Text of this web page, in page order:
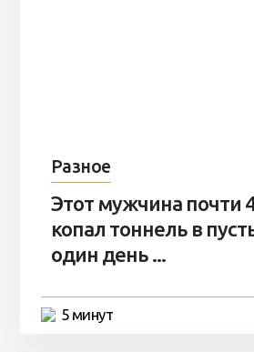
Разное
Этот мужчина почти
копал тоннель в
один день ...
5 минут